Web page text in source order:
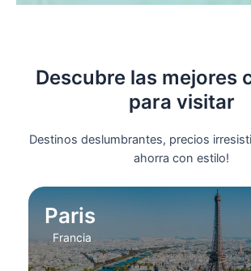
Descubre las mejores
para visitar
Destinos deslumbrantes, precios
ahorra con estilo!
Paris
Francia